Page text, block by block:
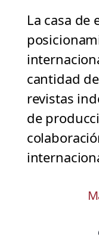
La casa de
cantidad
revistas
de